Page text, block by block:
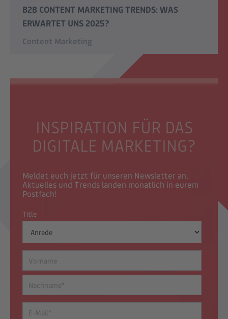
B2B CONTENT MARKETING TRENDS: WAS
ERWARTET UNS 2025?
Content Marketing
INSPIRATION FÜR DAS
DIGITALE MARKETING?
Meldet euch jetzt für unseren Newsletter an.
Aktuelles und Trends landen monatlich in eurem
Postfach!
Title